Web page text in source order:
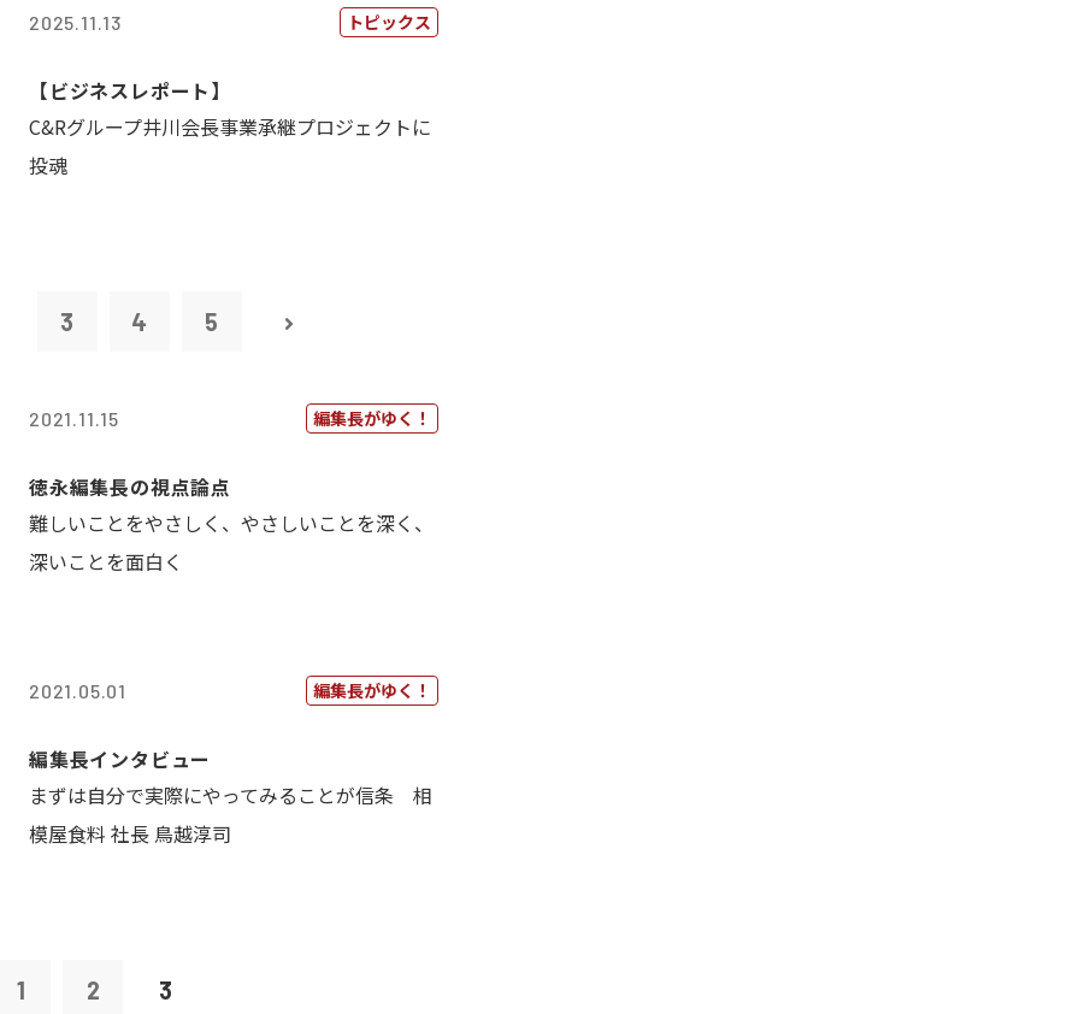
2025.11.13 トピックス
【ビジネスレポート】
C&Rグループ井川会長事業承継プロジェクトに
投魂
3 4 5
2021.11.15 編集長がゆく！
徳永編集長の視点論点
難しいことをやさしく、やさしいことを深く、
深いことを面白く
2021.05.01 編集長がゆく！
編集長インタビュー
まずは自分で実際にやってみることが信条 相
模屋食料 社長 鳥越淳司
1 2 3